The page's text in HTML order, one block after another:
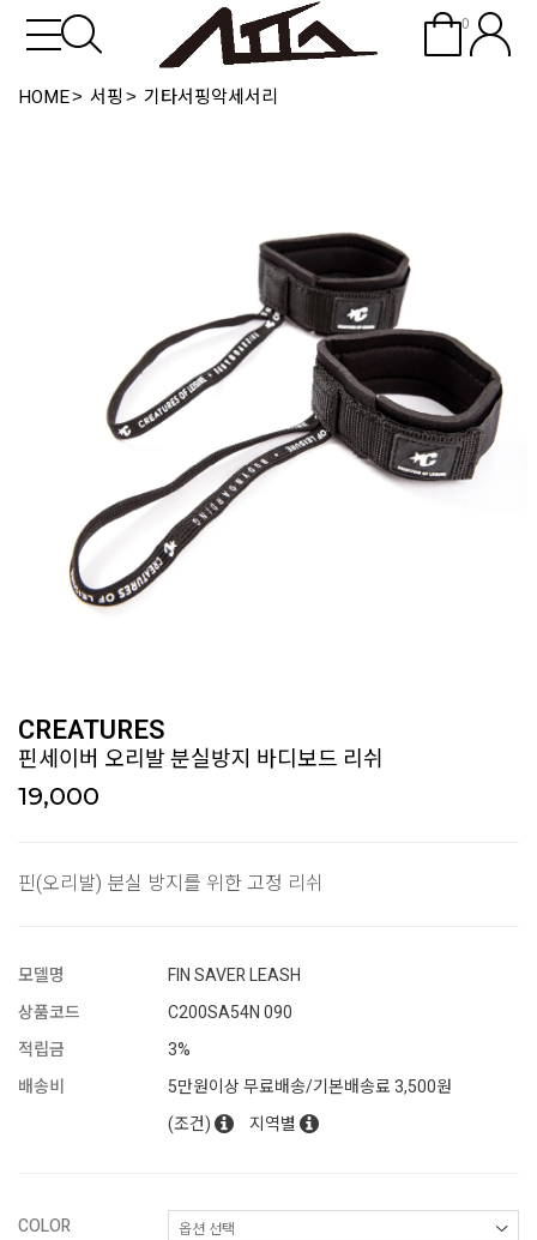
0
HOME 서핑 기타서핑악세서리
CREATURES
핀세이버 오리발 분실방지 바디보드 리쉬
19,000
핀(오리발) 분실 방지를 위한 고정 리쉬
모델명
FIN SAVER LEASH
상품코드
C200SA54N 090
적립금
3%
배송비
5만원이상 무료배송/기본배송료 3,500원
(조건)
지역별
COLOR